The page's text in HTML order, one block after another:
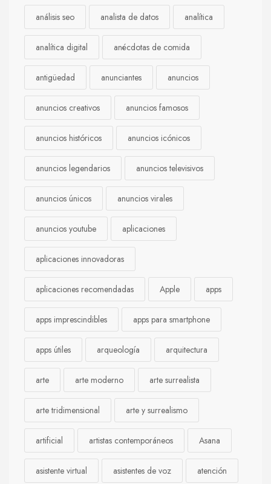
análisis seo analista de datos analítica
analítica digital anécdotas de comida
antigüedad anunciantes anuncios
anuncios creativos anuncios famosos
anuncios históricos anuncios icónicos
anuncios legendarios anuncios televisivos
anuncios únicos anuncios virales
anuncios youtube aplicaciones
aplicaciones innovadoras
aplicaciones recomendadas Apple apps
apps imprescindibles apps para smartphone
apps útiles arqueología arquitectura
arte arte moderno arte surrealista
arte tridimensional arte y surrealismo
artificial artistas contemporáneos Asana
asistente virtual asistentes de voz atención